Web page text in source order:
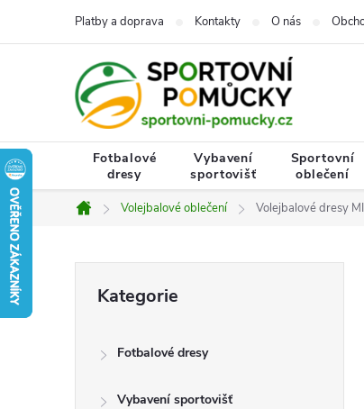
Platby a doprava Kontakty O nás
Fotbalové
dresy
Vybavení
sportovišť
Sportovní
oblečení
Domů
Volejbalové oblečení Volejbalové dresy
kategorie
Kategorie
Fotbalové dresy
Vybavení sportovišť